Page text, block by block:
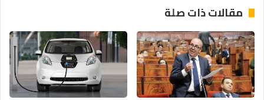
مقالات ذات صلة